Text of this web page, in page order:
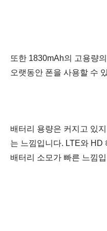
또한 1830mAh의 고용량
오랫동안 폰을 사용할 수
배터리 용량은 커지고 있
는 느낌입니다. LTE와 HD
배터리 소모가 빠른 느낌